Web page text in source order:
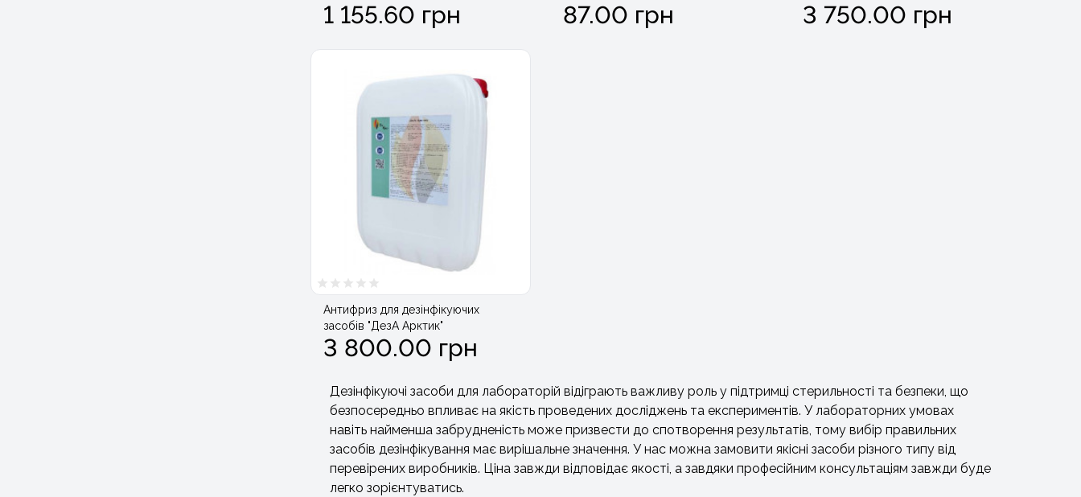
1 155.60 грн 87.00 грн 3 750.00 грн
Антифриз для дезінфікуючих
засобів "ДезА Арктик"
3 800.00 грн
Дезінфікуючі засоби для лабораторій відіграють важливу роль у підтримці стерильності та безпеки, що
безпосередньо впливає на якість проведених досліджень та експериментів. У лабораторних умовах
навіть найменша забрудненість може призвести до спотворення результатів, тому вибір правильних
засобів дезінфікування має вирішальне значення. У нас можна замовити якісні засоби різного типу від
перевірених виробників. Ціна завжди відповідає якості, а завдяки професійним консультаціям завжди буде
легко зорієнтуватись.